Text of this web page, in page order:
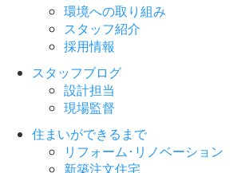
環境への取り組み
スタッフ紹介
採用情報
スタッフブログ
設計担当
現場監督
住まいができるまで
リフォーム･リノベーション
新築注文住宅